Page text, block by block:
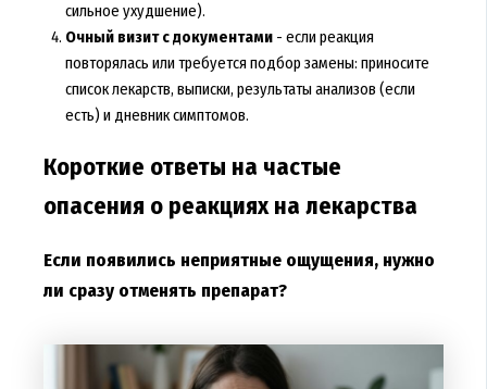
сильное ухудшение).
Очный визит с документами- если реакция
повторялась или требуется подбор замены: приносите
список лекарств, выписки, результаты анализов (если
есть) и дневник симптомов.
Короткие ответы на частые
опасения о реакциях на лекарства
Если появились неприятные ощущения, нужно
ли сразу отменять препарат?